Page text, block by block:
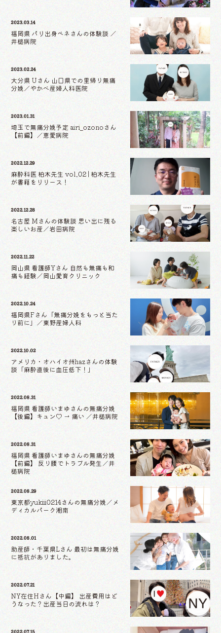
2023.03.14
福岡県 パリ出身ベネさんの体験談 ／
井槌病院
2023.02.24
大分県 Uさん 山口県での里帰り無痛
分娩／やかべ産婦人科医院
2023.01.31
埼玉で無痛分娩予定 airi_ozonoさん
【前編】／恵愛病院
2022.12.29
麻酔科医 柏木先生 vol.02 | 柏木先生
が書籍をリリース！
2022.12.28
名古屋 Mさんの体験談 思い出に残る
楽しいお産／岩田病院
2022.11.22
岡山県 看護師Yさん 自然も無痛も和
痛も経験／岡山愛育クリニック
2022.10.24
福岡県Fさん「無痛分娩をもっと当た
り前に」／東野産婦人科
2022.10.02
アメリカ・オハイオ州hazさんの体験
談「麻酔直後に血圧低下！」
2022.08.31
福岡県 看護師いまゆさんの無痛分娩
【後編】キュン♡ → 痛い ／井槌病院
2022.08.31
福岡県 看護師いまゆさんの無痛分娩
【前編】 反り腰でトラブル発生／井
槌病院
2022.08.29
東京都yukiii0214さんの無痛分娩／メ
ディカルパーク湘南
2022.08.01
助産師・千葉県Lさん 最初は無痛分娩
に抵抗がありました。
2022.07.21
NY在住Hさん【中編】 出産費用はど
うなった？出産当日の流れは？